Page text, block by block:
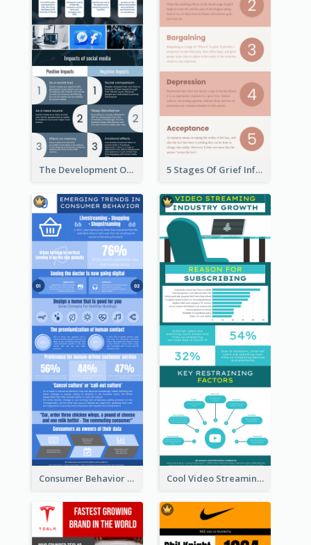
The Development Of Social Media Use Infographic 5 Stages Of Grief Infographic (With Explanation))
Consumer Behavior Analysis Infographic Design Cool Video Streaming Trend Infographic Design Idea